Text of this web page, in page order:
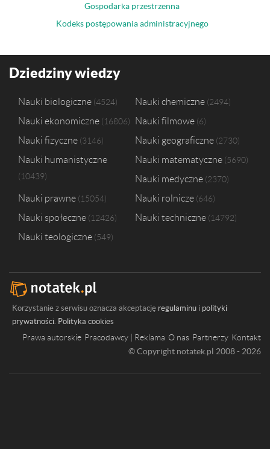
Gospodarka przestrzenna
Kodeks postępowania administracyjnego
Dziedziny wiedzy
Nauki biologiczne 4524 Nauki chemiczne 2494
Nauki ekonomiczne 16806 Nauki filmowe 6
Nauki fizyczne 3146 Nauki geograficzne 2730
Nauki humanistyczne
10439
Nauki matematyczne 5690
Nauki medyczne 2370
Nauki prawne 15054 Nauki rolnicze 646
Nauki społeczne 12426 Nauki techniczne 14792
Nauki teologiczne 549
Korzystanie z serwisu oznacza akceptację regulaminu i polityki
prywatności. Polityka cookies
Prawa autorskie Pracodawcy | Reklama O nas Partnerzy Kontakt
© Copyright notatek.pl 2008 - 2026